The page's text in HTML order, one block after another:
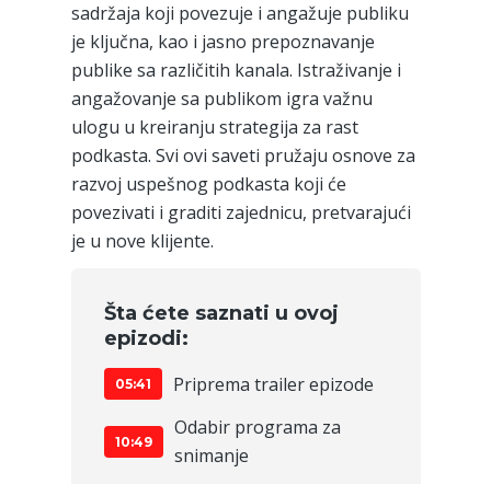
sadržaja koji povezuje i angažuje publiku
je ključna, kao i jasno prepoznavanje
publike sa različitih kanala. Istraživanje i
angažovanje sa publikom igra važnu
ulogu u kreiranju strategija za rast
podkasta. Svi ovi saveti pružaju osnove za
razvoj uspešnog podkasta koji će
povezivati i graditi zajednicu, pretvarajući
je u nove klijente.
Šta ćete saznati u ovoj
epizodi:
05:41 Priprema trailer epizode
10:49
Odabir programa za
snimanje